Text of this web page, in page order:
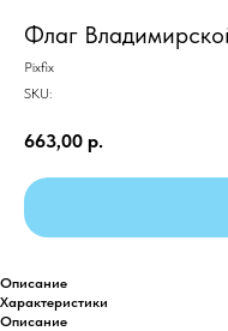
Флаг
Pixfix
SKU:
663,00 р.
Описание
Характеристики
Описание